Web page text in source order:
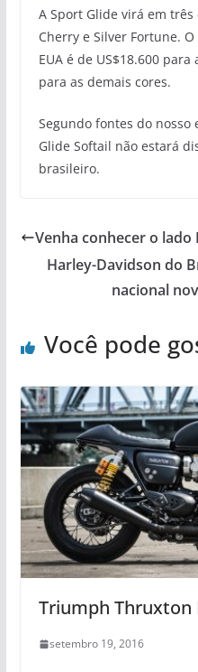
A Sport Glide virá em três
Cherry e Silver Fortune.
EUA é de US$18.600 para
para as demais cores.
Segundo fontes do
Glide Softail não estará
brasileiro.
Venha conhecer o lado
Harley-Davidson do
nacional
Você pode
Triumph Thruxton
setembro 19, 2016